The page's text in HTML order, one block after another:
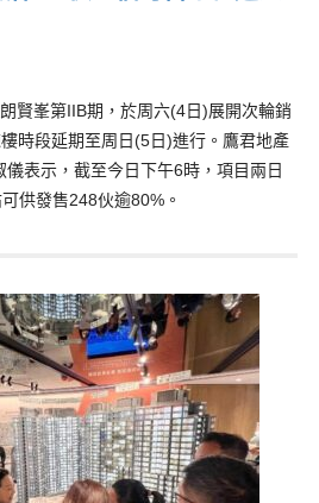
賢峯第IIB期，於周六(4日)展開次輪銷
時段延期至周日(5日)進行。鷹君地產
表示，截至今日下午6時，項目兩日
供發售248伙逾80%。